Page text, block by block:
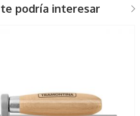
podría interesar